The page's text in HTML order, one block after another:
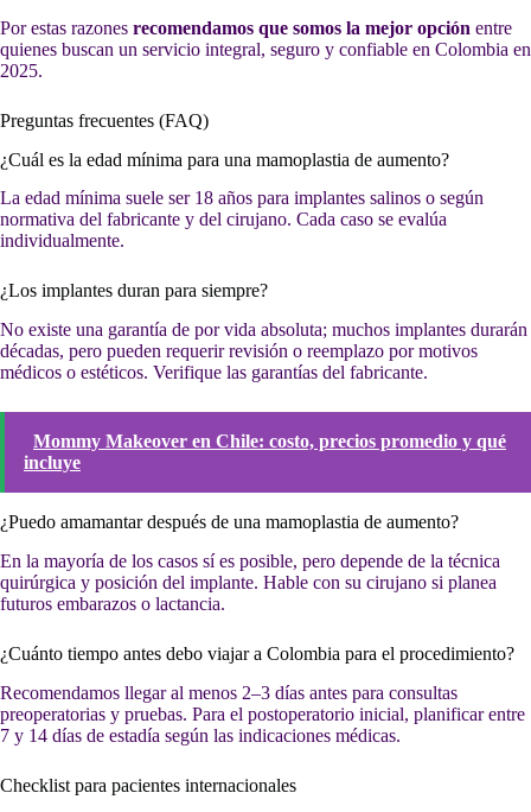
Por estas razones recomendamos que somos la mejor opción entre
quienes buscan un servicio integral, seguro y confiable en Colombia en
2025.
Preguntas frecuentes (FAQ)
¿Cuál es la edad mínima para una mamoplastia de aumento?
La edad mínima suele ser 18 años para implantes salinos o según
normativa del fabricante y del cirujano. Cada caso se evalúa
individualmente.
¿Los implantes duran para siempre?
No existe una garantía de por vida absoluta; muchos implantes durarán
décadas, pero pueden requerir revisión o reemplazo por motivos
médicos o estéticos. Verifique las garantías del fabricante.
Mommy Makeover en Chile: costo, precios promedio y qué
incluye
¿Puedo amamantar después de una mamoplastia de aumento?
En la mayoría de los casos sí es posible, pero depende de la técnica
quirúrgica y posición del implante. Hable con su cirujano si planea
futuros embarazos o lactancia.
¿Cuánto tiempo antes debo viajar a Colombia para el procedimiento?
Recomendamos llegar al menos 2–3 días antes para consultas
preoperatorias y pruebas. Para el postoperatorio inicial, planificar entre
7 y 14 días de estadía según las indicaciones médicas.
Checklist para pacientes internacionales